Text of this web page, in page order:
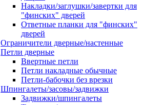
Накладки/заглушки/завертки для
"финских" дверей
Ответные планки для "финских"
дверей
Ограничители дверные/настенные
Петли дверные
Ввертные петли
Петли накладные обычные
Петли-бабочки без врезки
Шпингалеты/засовы/задвижки
Задвижки/шпингалеты